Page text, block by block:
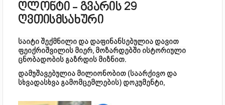
ღლონტი - გვარის 29
ღვთისმსახური
საიტი შექმნილი და დაფინანსებულია დავით
ფეიქრიშვილის მიერ, მოზარდებში ისტორიული
ცნობადობის გაზრდის მიზნით.
დამუშავებულია მილიონობით (საარქივო და
სხვადასხვა გამომცემლების) დოკუმენტი,